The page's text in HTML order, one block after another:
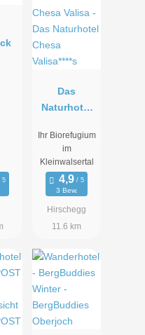
Das
Naturhotel
Valisa****s
Ihr Biorefugium
im
Kleinwalsertal
3 Bew.
Hirschegg
11.6 km